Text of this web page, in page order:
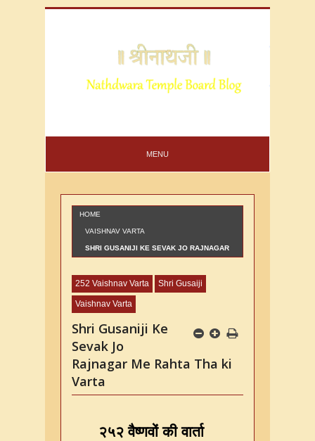
MENU
HOME
VAISHNAV VARTA
SHRI GUSANIJI KE SEVAK JO RAJNAGAR
252 Vaishnav Varta Shri Gusaiji
Vaishnav Varta
Shri Gusaniji Ke
Sevak Jo
Rajnagar Me Rahta Tha ki
Varta
२५२ वैष्णवों की वार्ता